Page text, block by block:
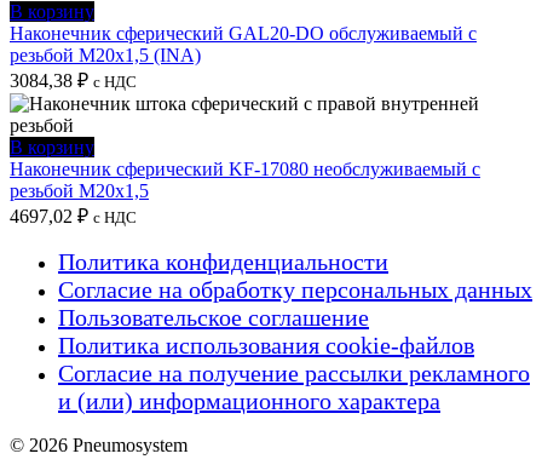
В корзину
Наконечник сферический GAL20-DO обслуживаемый с
резьбой M20x1,5 (INA)
3084,38 ₽ с НДС
В корзину
Наконечник сферический KF-17080 необслуживаемый с
резьбой M20x1,5
4697,02 ₽ с НДС
Политика конфиденциальности
Согласие на обработку персональных данных
Пользовательское соглашение
Политика использования cookie-файлов
Согласие на получение рассылки рекламного
и (или) информационного характера
© 2026 Pneumosystem